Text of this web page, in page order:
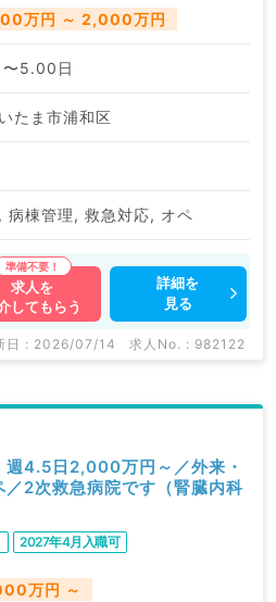
万円 ～ 2,000万円
5.00日
たま市浦和区
病棟管理, 救急対応, オペ
求人を
してもらう
詳細を
見る
日 : 2026/07/14 求人No. : 982122
週4.5日2,000万円～／外来・
2次救急病院です（腎臓内科
2027年4月入職可
万円 ～